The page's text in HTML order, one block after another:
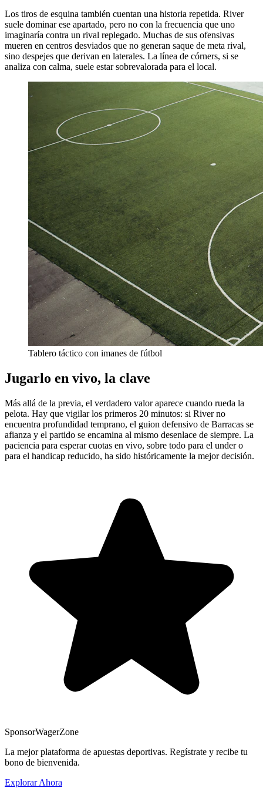
Los tiros de esquina también cuentan una historia repetida. River
suele dominar ese apartado, pero no con la frecuencia que uno
imaginaría contra un rival replegado. Muchas de sus ofensivas
mueren en centros desviados que no generan saque de meta rival,
sino despejes que derivan en laterales. La línea de córners, si se
analiza con calma, suele estar sobrevalorada para el local.
Tablero táctico con imanes de fútbol
Jugarlo en vivo, la clave
Más allá de la previa, el verdadero valor aparece cuando rueda la
pelota. Hay que vigilar los primeros 20 minutos: si River no
encuentra profundidad temprano, el guion defensivo de Barracas se
afianza y el partido se encamina al mismo desenlace de siempre. La
paciencia para esperar cuotas en vivo, sobre todo para el under o
para el handicap reducido, ha sido históricamente la mejor decisión.
SponsorWagerZone
La mejor plataforma de apuestas deportivas. Regístrate y recibe tu
bono de bienvenida.
Explorar Ahora